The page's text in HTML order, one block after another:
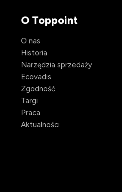
O Toppoint
O nas
Historia
Narzędzia sprzedaży
Ecovadis
Zgodność
Targi
Praca
Aktualności